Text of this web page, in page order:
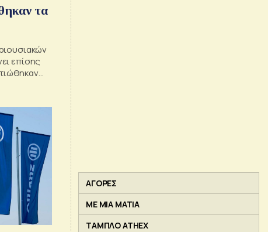
τα
επίσης
ΑΓΟΡΕΣ
ΜΕ ΜΙΑ ΜΑΤΙΑ
ΤΑΜΠΛΟ ATHEX